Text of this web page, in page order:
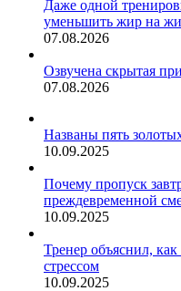
Даже одной
уменьшить жир на
07.08.2026
Озвучена скрытая
07.08.2026
Названы пять
10.09.2025
Почему пропуск
преждевременной
10.09.2025
Тренер объяснил, как
стрессом
10.09.2025